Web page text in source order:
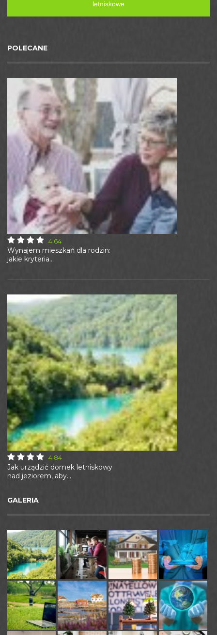
letniskowe
POLECANE
Wynajem mieszkań dla rodzin:
jakie kryteria...
4.64
Jak urządzić domek letniskowy
nad jeziorem, aby...
4.84
GALERIA